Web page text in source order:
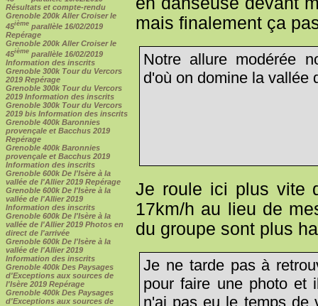
Résultats et compte-rendu
Grenoble 200k Aller Croiser le
45ième parallèle 16/02/2019
Repérage
Grenoble 200k Aller Croiser le
45ième parallèle 16/02/2019
Information des inscrits
Grenoble 300k Tour du Vercors
2019 Repérage
Grenoble 300k Tour du Vercors
2019 Information des inscrits
Grenoble 300k Tour du Vercors
2019 bis Information des inscrits
Grenoble 400k Baronnies
provençale et Bacchus 2019
Repérage
Grenoble 400k Baronnies
provençale et Bacchus 2019
Information des inscrits
Grenoble 600k De l'Isère à la
vallée de l'Allier 2019 Repérage
Grenoble 600k De l'Isère à la
vallée de l'Allier 2019
Information des inscrits
Grenoble 600k De l'Isère à la
vallée de l'Allier 2019 Photos en
direct de l'arrivée
Grenoble 600k De l'Isère à la
vallée de l'Allier 2019
Information des inscrits
Grenoble 400k Des Paysages
d'Exceptions aux sources de
l'Isère 2019 Repérage
Grenoble 400k Des Paysages
d'Exceptions aux sources de
mais finalement ça
Notre allure modérée
d'où on domine la vallée
Je roule ici plus vite
17km/h au lieu de
du groupe sont plus
Je ne tarde pas à
pour faire une photo et
n'ai pas eu le temps de